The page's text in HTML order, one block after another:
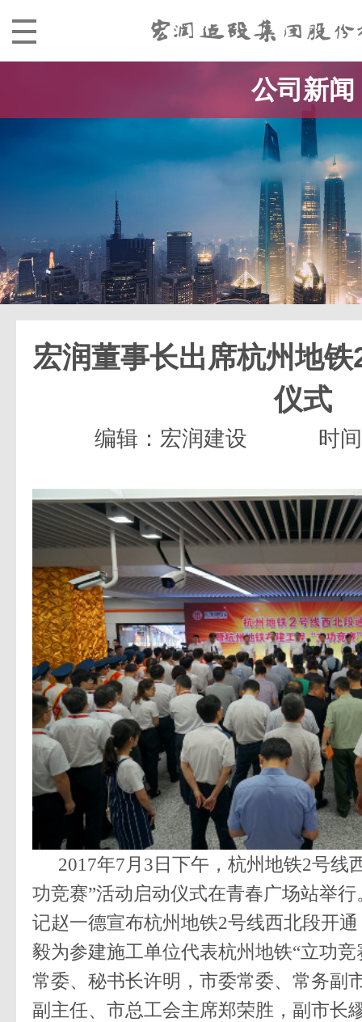
公司新闻
宏润董事长出席杭州地
仪式
编辑：宏润建设 时
2017年7月3日下午，杭州地铁2号线
功竞赛”活动启动仪式在青春广场站举
记赵一德宣布杭州地铁2号线西北段开
毅为参建施工单位代表杭州地铁“立功
常委、秘书长许明，市委常委、常务副
副主任、市总工会主席郑荣胜，副市长